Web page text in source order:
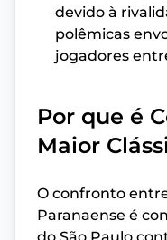
devido à
polêmicas
jogadores
Por que é
Maior
O confronto
Paranaense é